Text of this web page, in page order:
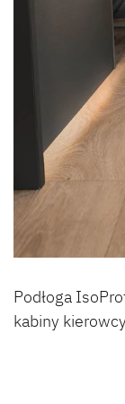
Podłoga
kabiny